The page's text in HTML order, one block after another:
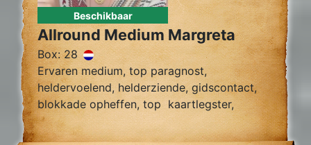
Beschikbaar
Allround Medium Margreta
Box: 28
Ervaren medium, top paragnost,
heldervoelend, helderziende, gidscontact,
blokkade opheffen, top kaartlegster,
vragen over relatie problemen zielsrelaties,
en toekomst voorspelling 2024